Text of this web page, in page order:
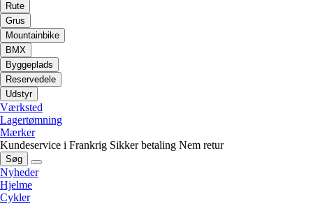
Rute
Grus
Mountainbike
BMX
Byggeplads
Reservedele
Udstyr
Værksted
Lagertømning
Mærker
Kundeservice i Frankrig Sikker betaling Nem retur
Søg
Nyheder
Hjelme
Cykler